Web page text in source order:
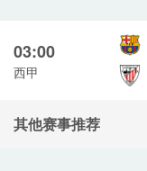
03:00
西甲
其他赛事推荐